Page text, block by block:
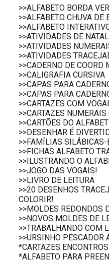
>>ALFABETO BORDA
>>ALFABETO CHUVA DE
>>ALFABETO
>>ATIVIDADES DE
>>ATIVIDADES
>>ATIVIDADES
>>CADERNO DE COORD
>>CALIGRAFIA CURSIVA
>>CAPAS PARA
>>CAPAS PARA
>>CARTAZES COM
>>CARTAZES
>>CARTÕES DO
>>DESENHAR É
>>FAMÍLIAS SILÁBICAS-
>>FICHAS ALFABETO
>>ILUSTRANDO O
>>JOGO DAS VOGAIS!
>>LIVRO DE LEITURA
>>20 DESENHOS
COLORIR!
>>MOLDES REDONDOS
>>NOVOS MOLDES DE
>>TRABALHANDO COM
>>URSINHO PESCADOR
*CARTAZES
*ALFABETO PARA